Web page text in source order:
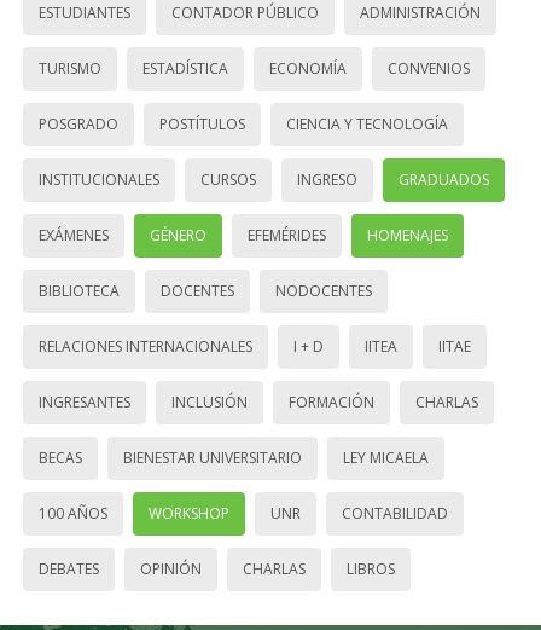
ESTUDIANTES CONTADOR PÚBLICO ADMINISTRACIÓN
TURISMO ESTADÍSTICA ECONOMÍA CONVENIOS
POSGRADO POSTÍTULOS CIENCIA Y TECNOLOGÍA
INSTITUCIONALES CURSOS INGRESO GRADUADOS
EXÁMENES GÉNERO EFEMÉRIDES HOMENAJES
BIBLIOTECA DOCENTES NODOCENTES
RELACIONES INTERNACIONALES I + D IITEA IITAE
INGRESANTES INCLUSIÓN FORMACIÓN CHARLAS
BECAS BIENESTAR UNIVERSITARIO LEY MICAELA
100 AÑOS WORKSHOP UNR CONTABILIDAD
DEBATES OPINIÓN CHARLAS LIBROS